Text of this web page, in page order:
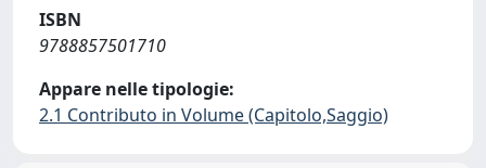
ISBN
9788857501710
Appare nelle tipologie:
2.1 Contributo in Volume (Capitolo,Saggio)